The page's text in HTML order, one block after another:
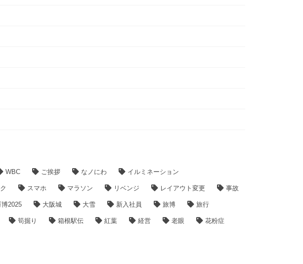
WBC ご挨拶 なノにわ イルミネーション
スマホ マラソン リベンジ レイアウト変更 事故
博2025 大阪城 大雪 新入社員 旅博 旅行
筍掘り 箱根駅伝 紅葉 経営 老眼 花粉症